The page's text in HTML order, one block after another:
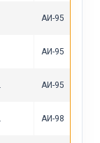
АИ-95
АИ-95
АИ-95
АИ-98